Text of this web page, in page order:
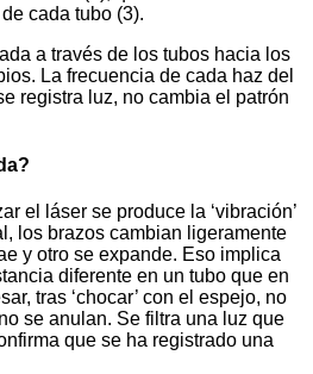
cada tubo (3).
a través de los tubos hacia los
La frecuencia de cada haz del
registra luz, no cambia el patrón
el láser se produce la ‘vibración’
los brazos cambian ligeramente
y otro se expande. Eso implica
diferente en un tubo que en
tras ‘chocar’ con el espejo, no
se anulan. Se filtra una luz que
que se ha registrado una